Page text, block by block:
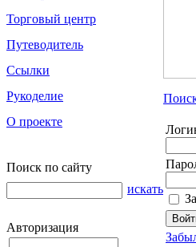
Торговый центр
Путеводитель
Ссылки
Рукоделие
О проекте
Поиск по сайту
искать
Авторизация